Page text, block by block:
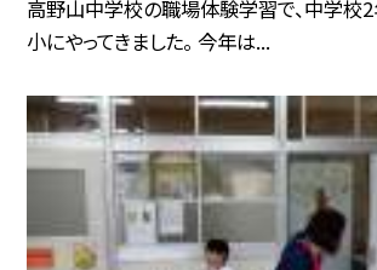
高野山中学校の職場体験学習で、中学校
小にやってきました。 今年は...